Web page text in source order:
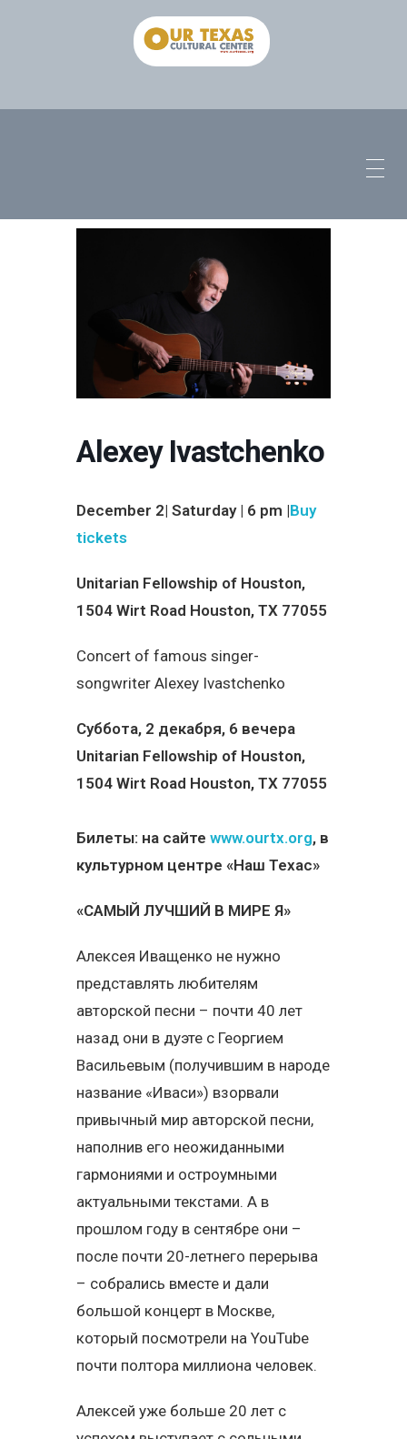
Alexey Ivastchenko
December 2| Saturday | 6 pm |Buy
tickets
Unitarian Fellowship of Houston,
1504 Wirt Road Houston, TX 77055
Concert of famous singer-
songwriter Alexey Ivastchenko
Суббота, 2 декабря, 6 вечера
Unitarian Fellowship of Houston,
1504 Wirt Road Houston, TX 77055
Билеты: на сайте www.ourtx.org, в
культурном центре «Наш Техас»
«САМЫЙ ЛУЧШИЙ В МИРЕ Я»
Алексея Иващенко не нужно
представлять любителям
авторской песни – почти 40 лет
назад они в дуэте с Георгием
Васильевым (получившим в народе
название «Иваси») взорвали
привычный мир авторской песни,
наполнив его неожиданными
гармониями и остроумными
актуальными текстами. А в
прошлом году в сентябре они –
после почти 20-летнего перерыва
– собрались вместе и дали
большой концерт в Москве,
который посмотрели на YouTube
почти полтора миллиона человек.
Алексей уже больше 20 лет с